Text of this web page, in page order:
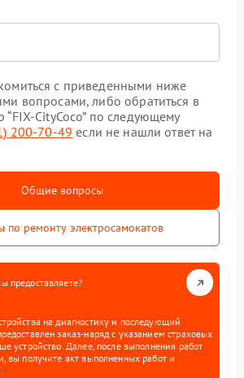
с приведенными ниже
вопросами, либо обратиться в
“FIX-CityCoco” по следующему
200-70-49 если не нашли ответ на
Общие вопросы
по ремонту электросамокатов
предоставляете?
на диагностику и последующий
заказ-наряд с указанием страховых
устройство. Далее, после выполнения работ
вы получите акт выполненных работ и